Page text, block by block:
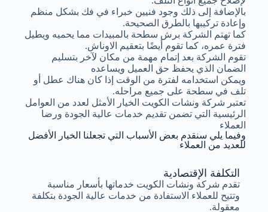
بالإضافة إلى ذلك وجود فنيين خبراء في فك بشكل منظم
وإعادة تركيبها بالطرق الصحيحة.
كما تهتم الشركة برش سطحة بالمبيدات مما يحميه ويطيل
فترة عمره، كما تقوم أيضًا بتعقيم الاوناش.
تقوم الشركة بعد إتمام مهمة من مكان لآخر بتسليم
الضمان الذي يحفظ حق العميل ويساعده
ويمكن استخدامه لفترة من الوقت إذا كان هناك عطل أو
تلف في سطحة على جميع مراحله.
تعتبر شركة ونشات الكويت الخيار الأمثل لعدد من العوامل
الرئيسية التي تضمن تقديم خدمات عالية الجودة ورضا
العملاء
وفيما يلي سنقدم بعض الأسباب التي تجعلنا الخيار الأفضل
للعديد من العملاء
التكلفة الإقتصادية
تقدم شركة ونشات الكويت خدماتها بأسعار مناسبة
وتتيح للعملاء الاستفادة من خدمات عالية الجودة بتكلفة
معقولة.